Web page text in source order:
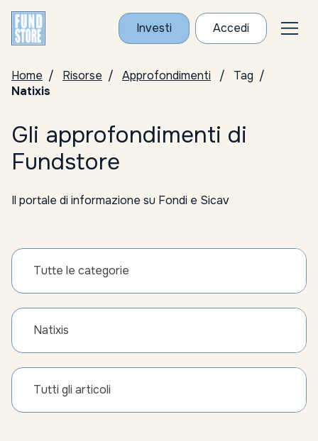
Investi Accedi
Home Risorse Approfondimenti
Tag
Natixis
Gli approfondimenti di
Fundstore
Il portale di informazione su Fondi e Sicav
Tutte le categorie
Natixis
Tutti gli articoli